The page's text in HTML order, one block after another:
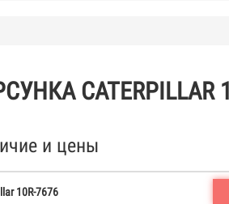
CATERPILLAR
и цены
10R-7676